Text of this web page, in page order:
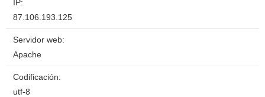
IP:
87.106.193.125
Servidor web:
Apache
Codificación:
utf-8